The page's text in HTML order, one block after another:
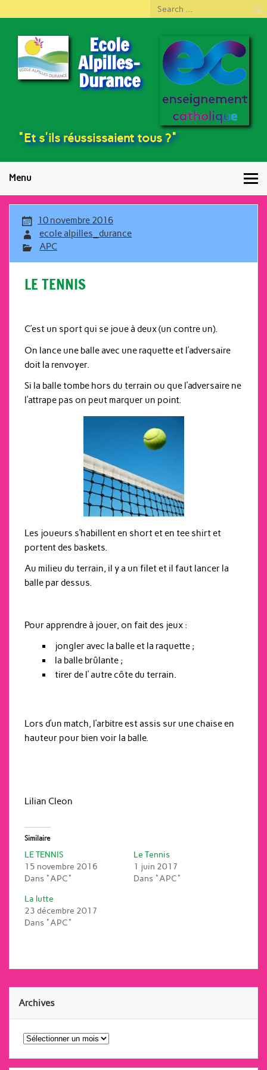
Ecole
Alpilles-
Durance
"Et s'ils réussissaient tous ?"
Menu
10 novembre 2016
ecole alpilles_durance
APC
LE TENNIS
C’est un sport qui se joue à deux (un contre un).
On lance une balle avec une raquette et l’adversaire
doit la renvoyer.
Si la balle tombe hors du terrain ou que l’adversaire ne
l’attrape pas on peut marquer un point.
Les joueurs s’habillent en short et en tee shirt et
portent des baskets.
Au milieu du terrain, il y a un filet et il faut lancer la
balle par dessus.
Pour apprendre à jouer, on fait des jeux :
jongler avec la balle et la raquette ;
la balle brûlante ;
tirer de l’ autre côte du terrain.
Lors d’un match, l’arbitre est assis sur une chaise en
hauteur pour bien voir la balle.
Lilian Cleon
Similaire
LE TENNIS
15 novembre 2016
Dans "APC"
Le Tennis
1 juin 2017
Dans "APC"
La lutte
23 décembre 2017
Dans "APC"
Archives
Archives